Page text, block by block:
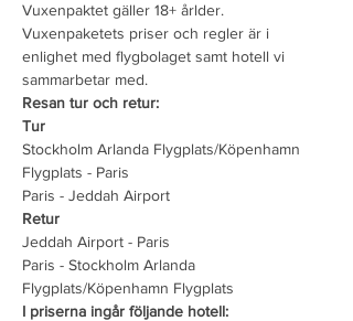
Vuxenpaktet gäller 18+ årlder.
Vuxenpaketets priser och regler är i
enlighet med flygbolaget samt hotell vi
sammarbetar med.
Resan tur och retur:
Tur
Stockholm Arlanda Flygplats/Köpenhamn
Flygplats - Paris
Paris - Jeddah Airport
Retur
Jeddah Airport - Paris
Paris - Stockholm Arlanda
Flygplats/Köpenhamn Flygplats
I priserna ingår följande hotell: